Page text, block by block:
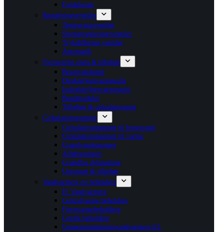
Fordelerrør
Reguleringsventiler
Temperaturventiler
Strengreguleringsventiler
Trykdifferens ventiler
Automatik
Fjernvarme units & tilbehør
Brugsvandsunit
Direktefjernvarmeunits
Indirektefjernvarmeunits
Bundmoduler
Tilbehør & cirkulationssæt
Cirkulationspumper
Cirkulationspumper til brugsvand
Cirkulationspumper til varme
Grundvandspumper
Afløbspumper
Grundfos dykpumper
Unionsæt & tilbehør
Vandvarmere og beholdere
El Vandvarmere
Centralvarme beholdere
Fjernvarmebeholdere
Combi beholdere
Gennemstrømningsvandvarmere EL